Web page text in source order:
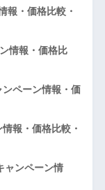
・価格比較・
情報・価格比
ペーン情報・価
報・価格比較・
ンペーン情